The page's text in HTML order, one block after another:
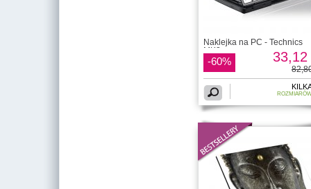
Naklejka na PC - Technics
MK2
-60% 33,12